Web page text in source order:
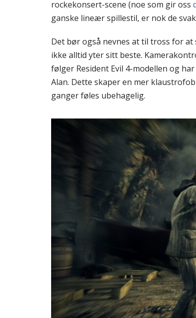
rockekonsert-scene (noe som gir oss
ganske lineær spillestil, er nok de
Det bør også nevnes at til tross for
ikke alltid yter sitt beste.
følger Resident Evil 4-modellen og
Alan. Dette skaper en mer
ganger føles ubehagelig.